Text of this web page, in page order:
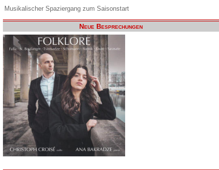
Musikalischer Spaziergang zum Saisonstart
Neue Besprechungen